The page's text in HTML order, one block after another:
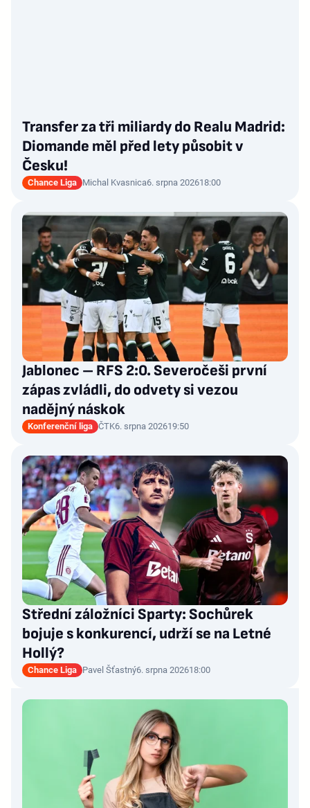
Transfer za tři miliardy do Realu Madrid:
Diomande měl před lety působit v
Česku!
Chance Liga Michal Kvasnica6. srpna 202618:00
Jablonec – RFS 2:0. Severočeši první
zápas zvládli, do odvety si vezou
nadějný náskok
Konferenční liga ČTK6. srpna 202619:50
Střední záložníci Sparty: Sochůrek
bojuje s konkurencí, udrží se na Letné
Hollý?
Chance Liga Pavel Šťastný6. srpna 202618:00